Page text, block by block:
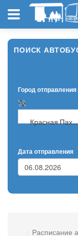
ПОИСК
Город отправления
Красная Пахра
Дата отправления
Расписание